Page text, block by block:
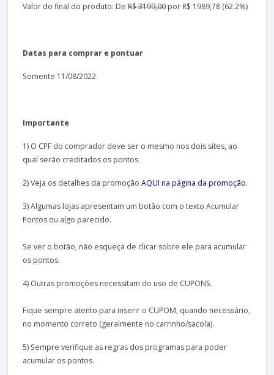
Valor do final do produto: De R$ 3199,00 por R$ 1989,78 (62.2%)
Datas para comprar e pontuar
Somente 11/08/2022.
Importante
1) O CPF do comprador deve ser o mesmo nos dois sites, ao
qual serão creditados os pontos.
2) Veja os detalhes da promoção AQUI na página da promoção.
3) Algumas lojas apresentam um botão com o texto Acumular
Pontos ou algo parecido.
Se ver o botão, não esqueça de clicar sobre ele para acumular
os pontos.
4) Outras promoções necessitam do uso de CUPONS.
Fique sempre atento para inserir o CUPOM, quando necessário,
no momento correto (geralmente no carrinho/sacola).
5) Sempre verifique as regras dos programas para poder
acumular os pontos.